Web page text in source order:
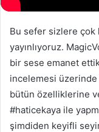
Bu sefer sizlere çok
yayınlıyoruz.
bir sese emanet
incelemesi
bütün özelliklerine
#haticekaya ile
şimdiden keyifli